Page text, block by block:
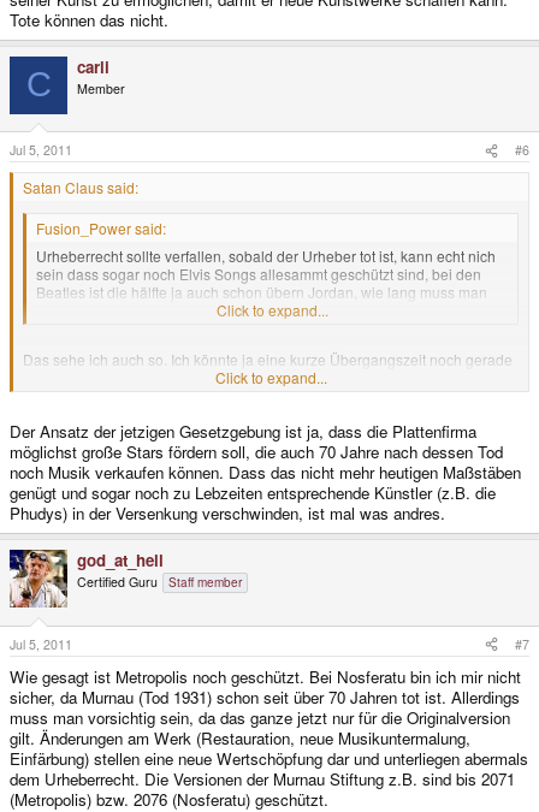
Tote können das nicht.
C carli
Member
Jul 5, 2011 #6
Satan Claus said:
Fusion_Power said:
Urheberrecht sollte verfallen, sobald der Urheber tot ist, kann echt nich
sein dass sogar noch Elvis Songs allesammt geschützt sind, bei den
Beatles ist die hälfte ja auch schon übern Jordan, wie lang muss man
noch warten, biss der Kram gemeinfrei wird? X-(
Click to expand...
Das sehe ich auch so. Ich könnte ja eine kurze Übergangszeit noch gerade
verstehen, damit arme Witwen und die hungernden Kinder nicht sofort in
bitterste Armut gestoßen werden. Hier würden aber 5 oder maximal 10
geschaffen wurde, um dem Künstler ein Auskommen mit seiner Kunst zu
ermöglichen, damit er neue Kunstwerke schaffen kann. Tote können das
nicht.
Click to expand...
Der Ansatz der jetzigen Gesetzgebung ist ja, dass die Plattenfirma
möglichst große Stars fördern soll, die auch 70 Jahre nach dessen Tod
noch Musik verkaufen können. Dass das nicht mehr heutigen Maßstäben
genügt und sogar noch zu Lebzeiten entsprechende Künstler (z.B. die
Phudys) in der Versenkung verschwinden, ist mal was andres.
god_at_hell
Certified Guru Staff member
Jul 5, 2011 #7
Wie gesagt ist Metropolis noch geschützt. Bei Nosferatu bin ich mir nicht
sicher, da Murnau (Tod 1931) schon seit über 70 Jahren tot ist. Allerdings
muss man vorsichtig sein, da das ganze jetzt nur für die Originalversion
gilt. Änderungen am Werk (Restauration, neue Musikuntermalung,
Einfärbung) stellen eine neue Wertschöpfung dar und unterliegen abermals
dem Urheberrecht. Die Versionen der Murnau Stiftung z.B. sind bis 2071
(Metropolis) bzw. 2076 (Nosferatu) geschützt.